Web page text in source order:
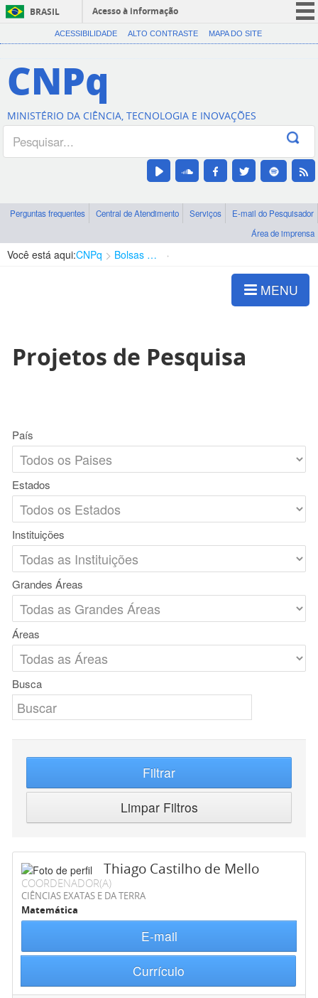
BRASIL
Acesso à informação
CORONAVÍRUS (COVID-19)
Canais
ACESSIBILIDADE ALTO CONTRASTE MAPA DO SITE
CNPq
MINISTÉRIO DA CIÊNCIA, TECNOLOGIA E INOVAÇÕES
Perguntas frequentes Central de Atendimento Serviços
E-mail do Pesquisador
Área de imprensa
Você está aqui:CNPq Bolsas e Auxílios Vigentes
MENU
Projetos de Pesquisa
País
Estados
Instituições
Grandes Áreas
Áreas
Busca
Filtrar
Limpar Filtros
Thiago Castilho de Mello
COORDENADOR(A)
CIÊNCIAS EXATAS E DA TERRA
Matemática
E-mail
Currículo